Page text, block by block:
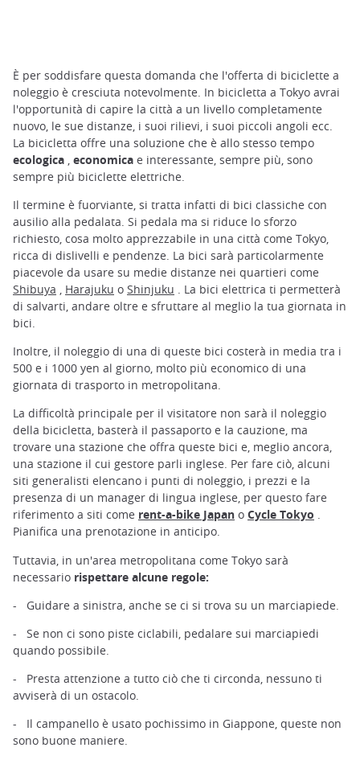
È per soddisfare questa domanda che l'offerta di biciclette a
noleggio è cresciuta notevolmente. In bicicletta a Tokyo avrai
l'opportunità di capire la città a un livello completamente
nuovo, le sue distanze, i suoi rilievi, i suoi piccoli angoli ecc.
La bicicletta offre una soluzione che è allo stesso tempo
ecologica , economica e interessante, sempre più, sono
sempre più biciclette elettriche.
Il termine è fuorviante, si tratta infatti di bici classiche con
ausilio alla pedalata. Si pedala ma si riduce lo sforzo
richiesto, cosa molto apprezzabile in una città come Tokyo,
ricca di dislivelli e pendenze. La bici sarà particolarmente
piacevole da usare su medie distanze nei quartieri come
Shibuya , Harajuku o Shinjuku . La bici elettrica ti permetterà
di salvarti, andare oltre e sfruttare al meglio la tua giornata in
bici.
Inoltre, il noleggio di una di queste bici costerà in media tra i
500 e i 1000 yen al giorno, molto più economico di una
giornata di trasporto in metropolitana.
La difficoltà principale per il visitatore non sarà il noleggio
della bicicletta, basterà il passaporto e la cauzione, ma
trovare una stazione che offra queste bici e, meglio ancora,
una stazione il cui gestore parli inglese. Per fare ciò, alcuni
siti generalisti elencano i punti di noleggio, i prezzi e la
presenza di un manager di lingua inglese, per questo fare
riferimento a siti come rent-a-bike Japan o Cycle Tokyo .
Pianifica una prenotazione in anticipo.
Tuttavia, in un'area metropolitana come Tokyo sarà
necessario rispettare alcune regole:
- Guidare a sinistra, anche se ci si trova su un marciapiede.
- Se non ci sono piste ciclabili, pedalare sui marciapiedi
quando possibile.
- Presta attenzione a tutto ciò che ti circonda, nessuno ti
avviserà di un ostacolo.
- Il campanello è usato pochissimo in Giappone, queste non
sono buone maniere.